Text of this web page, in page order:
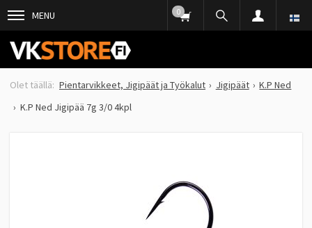
MENU 0
Pientarvikkeet, Jigipäät ja Työkalut Jigipäät
K.P Ned
K.P Ned Jigipää 7g 3/0 4kpl